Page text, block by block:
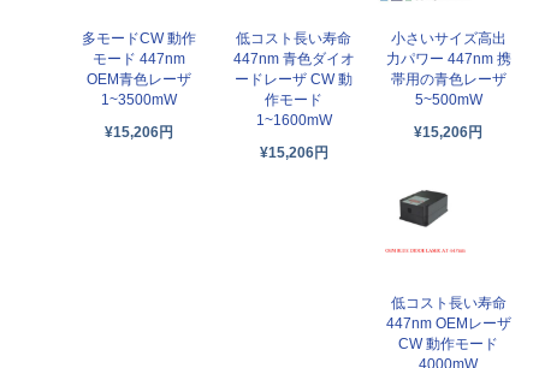
多モードCW 動作
モード 447nm
OEM青色レーザ
1~3500mW
¥15,206円
低コスト長い寿命
447nm 青色ダイオ
ードレーザ CW 動
作モード
1~1600mW
¥15,206円
小さいサイズ高出
力パワー 447nm 携
帯用の青色レーザ
5~500mW
¥15,206円
低コスト長い寿命
447nm OEMレーザ
CW 動作モード
4000mW